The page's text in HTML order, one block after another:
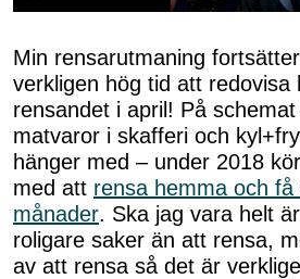
of
50
seconds
Min rensarutmaning
verkligen hög tid att redovisa
rensandet i april! På
matvaror i skafferi och
hänger med – under 2018
med att rensa hemma och få
månader. Ska jag vara helt
roligare saker än att rensa,
av att rensa så det är